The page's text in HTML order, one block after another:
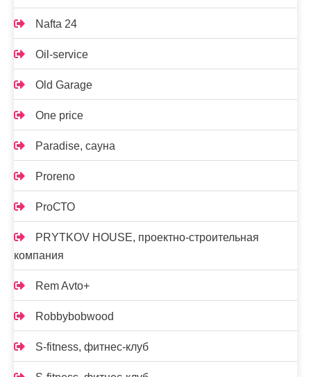
Nafta 24
Oil-service
Old Garage
One price
Paradise, сауна
Proreno
ProСТО
PRYTKOV HOUSE, проектно-строительная
компания
Rem Avto+
Robbybobwood
S-fitness, фитнес-клуб